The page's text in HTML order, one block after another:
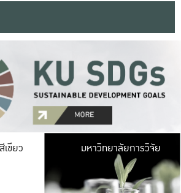
ขียว มหาวิ
มีพื้นที่เขียวสดใส
เป็นป่าในเมือง เกษต
มหาวิทยาลัยการวิจัย